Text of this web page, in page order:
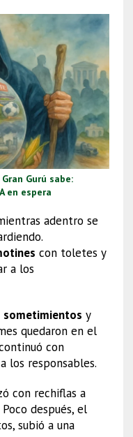
Gurú sabe:
en espera
adentro se
con toletes y
a los
sometimientos y
quedaron en el
con
a los responsables.
con rechiflas a
después, el
subió a una